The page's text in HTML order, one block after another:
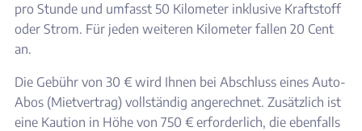
pro Stunde und umfasst 50 Kilometer inklusive Kraftstoff
oder Strom. Für jeden weiteren Kilometer fallen 20 Cent
an.
Die Gebühr von 30 € wird Ihnen bei Abschluss eines Auto-
Abos (Mietvertrag) vollständig angerechnet. Zusätzlich ist
eine Kaution in Höhe von 750 € erforderlich, die ebenfalls